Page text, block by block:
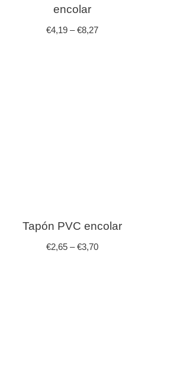
encolar
€4,19 –€8,27
Tapón PVC encolar
€2,65 –€3,70